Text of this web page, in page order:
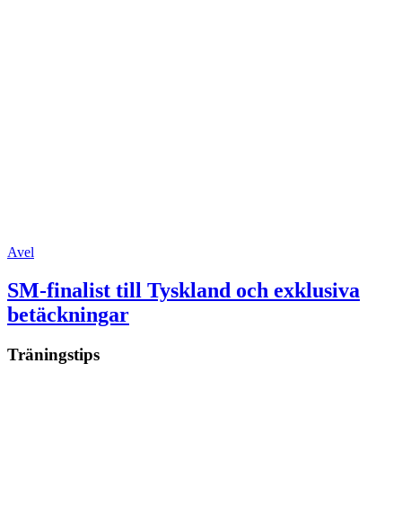
Avel
SM-finalist till Tyskland och exklusiva
betäckningar
Träningstips